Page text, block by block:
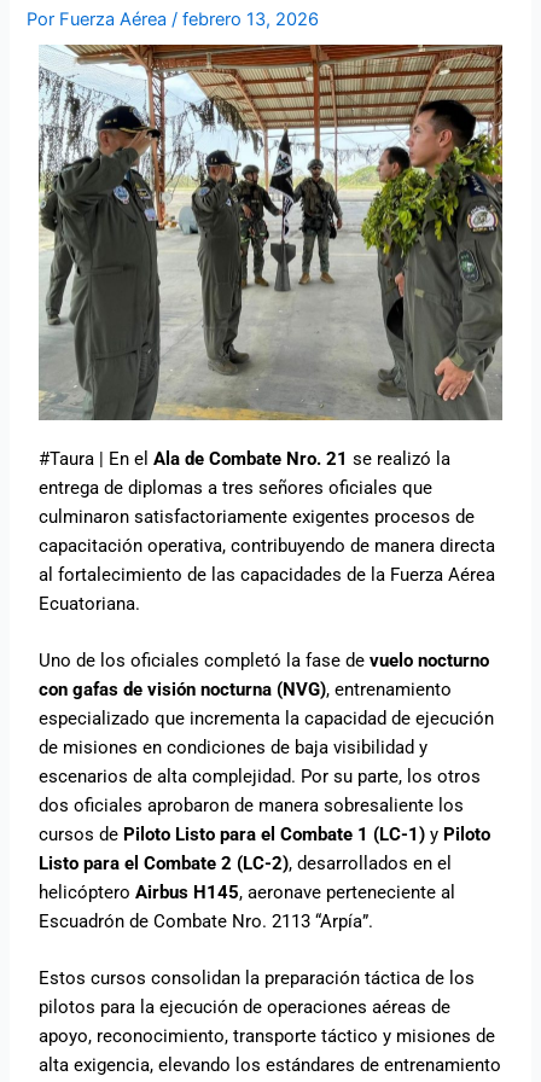
Por Fuerza Aérea/febrero 13, 2026
#Taura | En elAla de Combate Nro. 21 se realizó la
entrega de diplomas a tres señores oficiales que
culminaron satisfactoriamente exigentes procesos de
capacitación operativa, contribuyendo de manera directa
al fortalecimiento de las capacidades de la Fuerza Aérea
Ecuatoriana.
Uno de los oficiales completó la fase devuelo nocturno
con gafas de visión nocturna (NVG), entrenamiento
especializado que incrementa la capacidad de ejecución
de misiones en condiciones de baja visibilidad y
escenarios de alta complejidad. Por su parte, los otros
dos oficiales aprobaron de manera sobresaliente los
cursos de Piloto Listo para el Combate 1 (LC-1) y Piloto
Listo para el Combate 2 (LC-2), desarrollados en el
helicópteroAirbus H145, aeronave perteneciente al
Escuadrón de Combate Nro. 2113 “Arpía”.
Estos cursos consolidan la preparación táctica de los
pilotos para la ejecución de operaciones aéreas de
apoyo, reconocimiento, transporte táctico y misiones de
alta exigencia, elevando los estándares de entrenamiento